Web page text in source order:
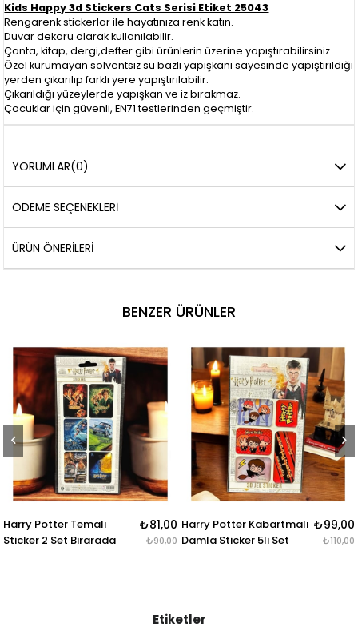
Kids Happy 3d Stickers Cats Serisi Etiket 25043
Rengarenk stickerlar ile hayatınıza renk katın.
Duvar dekoru olarak kullanılabilir.
Çanta, kitap, dergi,defter gibi ürünlerin üzerine yapıştırabilirsiniz.
Özel kurumayan solventsiz su bazlı yapışkanı sayesinde yapıştırıldığı
yerden çıkarılıp farklı yere yapıştırılabilir.
Çıkarıldığı yüzeylerde yapışkan ve iz bırakmaz.
Çocuklar için güvenli, EN71 testlerinden geçmiştir.
YORUMLAR(0)
ÖDEME SEÇENEKLERI
ÜRÜN ÖNERILERI
BENZER ÜRÜNLER
Temalı
Set Birarada
₺81,00
₺90,00
Harry Potter Kabartmalı
Damla Sticker 5li Set
₺99,00
₺110,00
Harry
Rozet &
Etiketler